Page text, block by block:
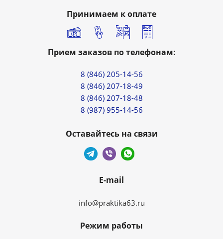
Принимаем к оплате
Прием заказов по телефонам:
8 (846) 205-14-56
8 (846) 207-18-49
8 (846) 207-18-48
8 (987) 955-14-56
Оставайтесь на связи
E-mail
info@praktika63.ru
Режим работы